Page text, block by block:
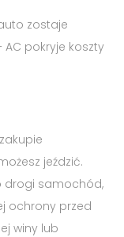
zostaje
AC pokryje koszty
jeździć.
drogi samochód,
ochrony przed
winy lub